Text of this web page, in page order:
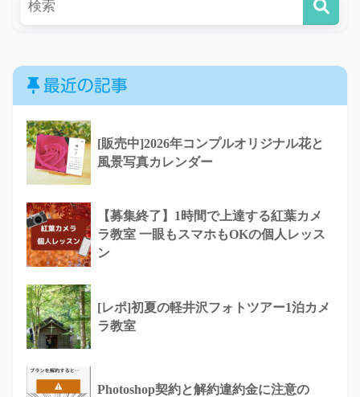
最近の記事
[販売中]2026年コンプルオリジナル花と
風景写真カレンダー
【募集終了】1時間で上達する紅葉カメ
ラ教室 一眼もスマホもOKの個人レッス
ン
[レポ]初夏の軽井沢フォトツアー1泊カメ
ラ教室
Photoshop契約と解約違約金に注意の